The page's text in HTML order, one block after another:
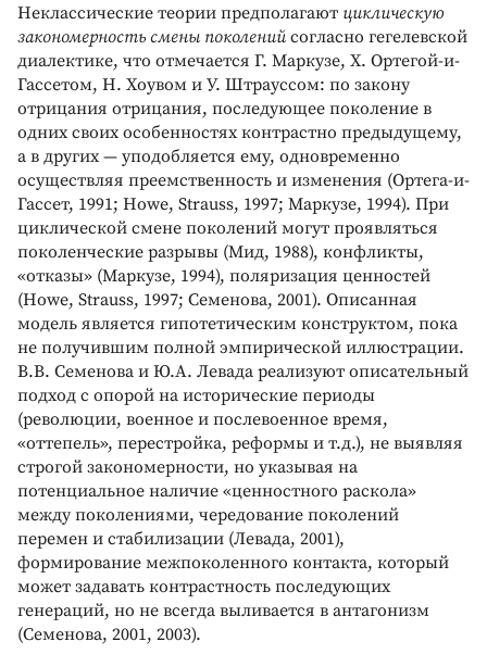
Неклассические теории предполагают циклическую
закономерность смены поколенийсогласно гегелевской
диалектике, что отмечается Г. Маркузе, Х. Ортегой-и-
Гассетом, Н. Хоувом и У. Штрауссом: по закону
отрицания отрицания, последующее поколение в
одних своих особенностях контрастно предыдущему,
а в других — уподобляется ему, одновременно
осуществляя преемственность и изменения (Ортега-и-
Гассет, 1991; Howe, Strauss, 1997; Маркузе, 1994). При
циклической смене поколений могут проявляться
поколенческие разрывы (Мид, 1988), конфликты,
«отказы» (Маркузе, 1994), поляризация ценностей
(Howe, Strauss, 1997; Семенова, 2001). Описанная
модель является гипотетическим конструктом, пока
не получившим полной эмпирической иллюстрации.
В.В. Семенова и Ю.А. Левада реализуют описательный
подход с опорой на исторические периоды
(революции, военное и послевоенное время,
«оттепель», перестройка, реформы и т.д.), не выявляя
строгой закономерности, но указывая на
потенциальное наличие «ценностного раскола»
между поколениями, чередование поколений
перемен и стабилизации (Левада, 2001),
формирование межпоколенного контакта, который
может задавать контрастность последующих
генераций, но не всегда выливается в антагонизм
(Семенова, 2001, 2003).